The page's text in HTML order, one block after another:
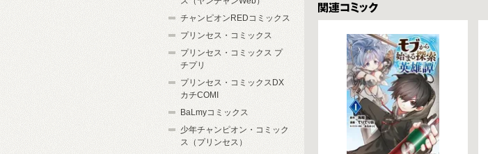
関連コミックス
チャンピオンREDコミックス
プリンセス・コミックス
プリンセス・コミックス プ
チプリ
プリンセス・コミックスDX
カチCOMI
BaLmyコミックス
少年チャンピオン・コミック
ス（プリンセス）